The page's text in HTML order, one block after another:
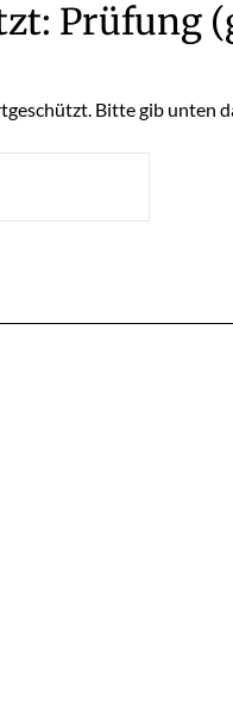
Prüfung
Bitte gib unten